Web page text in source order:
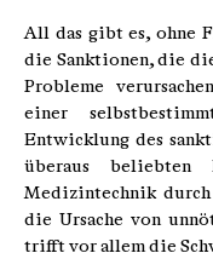
All das gibt es, ohne
die Sanktionen, die
Probleme
einer
Entwicklung des
überaus beliebten
Medizintechnik durch
die Ursache von
trifft vor allem die